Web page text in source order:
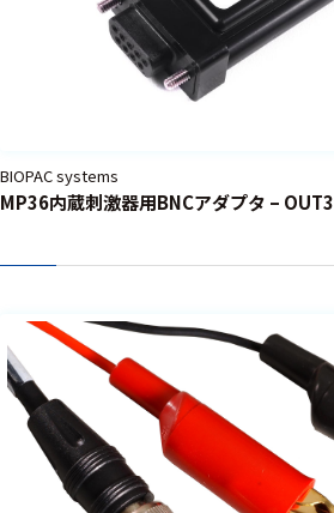
選択した条件をク
製
品
示
BIOPAC systems
MP36内蔵刺激器用BNCアダプタ – OUT3